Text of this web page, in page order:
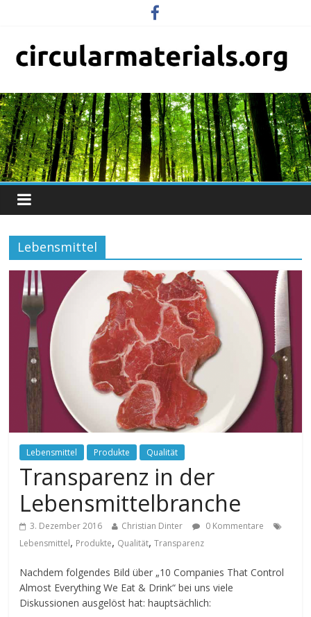
Lebensmittel
Lebensmittel Produkte Qualität
Transparenz in der
Lebensmittelbranche
3. Dezember 2016 Christian Dinter
0 Kommentare
Lebensmittel, Produkte, Qualität,Transparenz
Nachdem folgendes Bild über „10 Companies That Control
Almost Everything We Eat & Drink“ bei uns viele
Diskussionen ausgelöst hat: hauptsächlich: